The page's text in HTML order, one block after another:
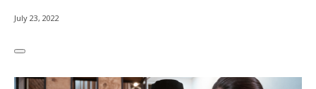
July 23, 2022